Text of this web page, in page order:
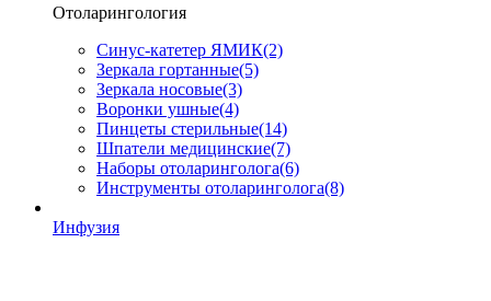
Отоларингология
Синус-катетер ЯМИК(2)
Зеркала гортанные(5)
Зеркала носовые(3)
Воронки ушные(4)
Пинцеты стерильные(14)
Шпатели медицинские(7)
Наборы отоларинголога(6)
Инструменты отоларинголога(8)
Инфузия